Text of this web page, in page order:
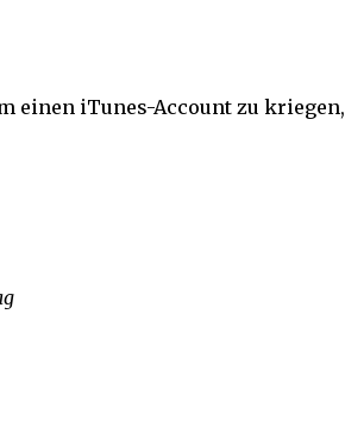
einen iTunes-Account zu kriegen,